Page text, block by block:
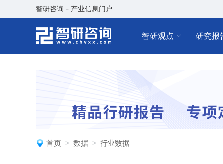
智研咨询 - 产业信息门户
智研观点 研究报
首页 数据 行业数据